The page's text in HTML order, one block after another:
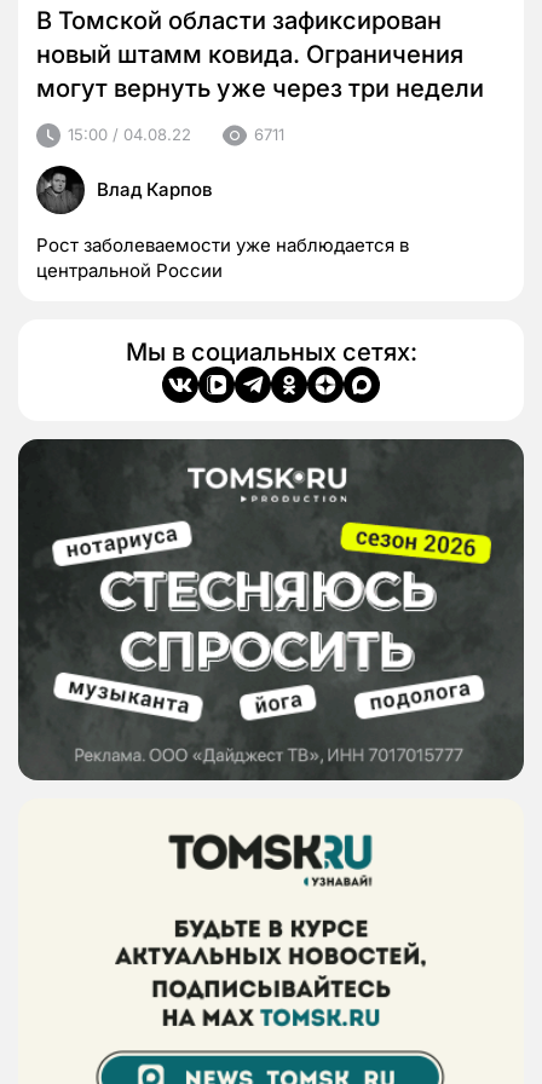
В Томской области зафиксирован
новый штамм ковида. Ограничения
могут вернуть уже через три недели
15:00 / 04.08.22 6711
Влад Карпов
Рост заболеваемости уже наблюдается в
центральной России
Мы в социальных сетях: